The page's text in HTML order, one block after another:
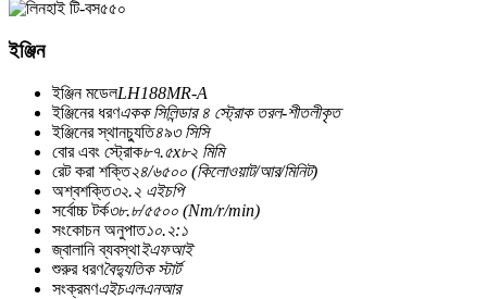
ইঞ্জিন
ইঞ্জিন মডেলLH188MR-A
ইঞ্জিনের ধরণএকক সিলিন্ডার ৪ স্ট্রোক তরল-শীতলীকৃত
ইঞ্জিনের স্থানচ্যুতি৪৯৩ সিসি
বোর এবং স্ট্রোক৮৭.৫x৮২ মিমি
রেট করা শক্তি২৪/৬৫০০ (কিলোওয়াট/আর/মিনিট)
অশ্বশক্তি৩২.২ এইচপি
সর্বোচ্চ টর্ক৩৮.৮/৫৫০০ (Nm/r/min)
সংকোচন অনুপাত১০.২:১
জ্বালানি ব্যবস্থাইএফআই
শুরুর ধরণবৈদ্যুতিক স্টার্ট
সংক্রমণএইচএলএনআর